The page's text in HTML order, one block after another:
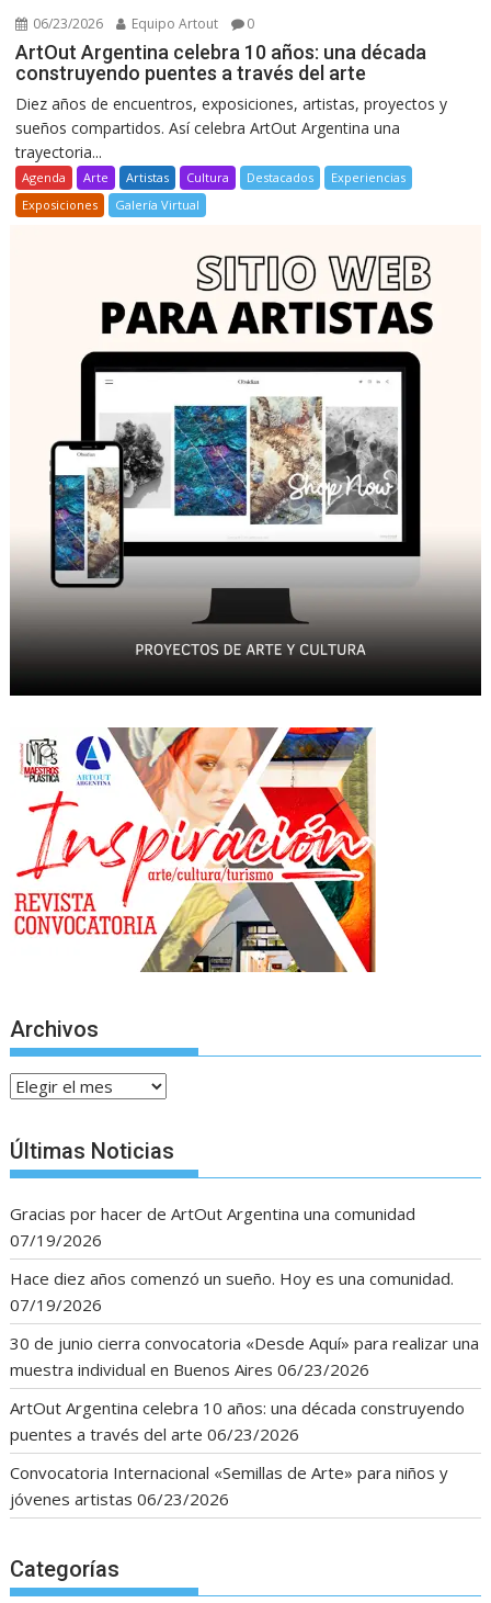
06/23/2026 Equipo Artout 0
ArtOut Argentina celebra 10 años: una década
construyendo puentes a través del arte
Diez años de encuentros, exposiciones, artistas, proyectos y
sueños compartidos. Así celebra ArtOut Argentina una
trayectoria...
Agenda Arte Artistas Cultura Destacados
Experiencias
Exposiciones
Galería Virtual
Archivos
Archivos
Últimas Noticias
Gracias por hacer de ArtOut Argentina una comunidad
07/19/2026
Hace diez años comenzó un sueño. Hoy es una comunidad.
07/19/2026
30 de junio cierra convocatoria «Desde Aquí» para realizar una
muestra individual en Buenos Aires 06/23/2026
ArtOut Argentina celebra 10 años: una década construyendo
puentes a través del arte 06/23/2026
Convocatoria Internacional «Semillas de Arte» para niños y
jóvenes artistas 06/23/2026
Categorías